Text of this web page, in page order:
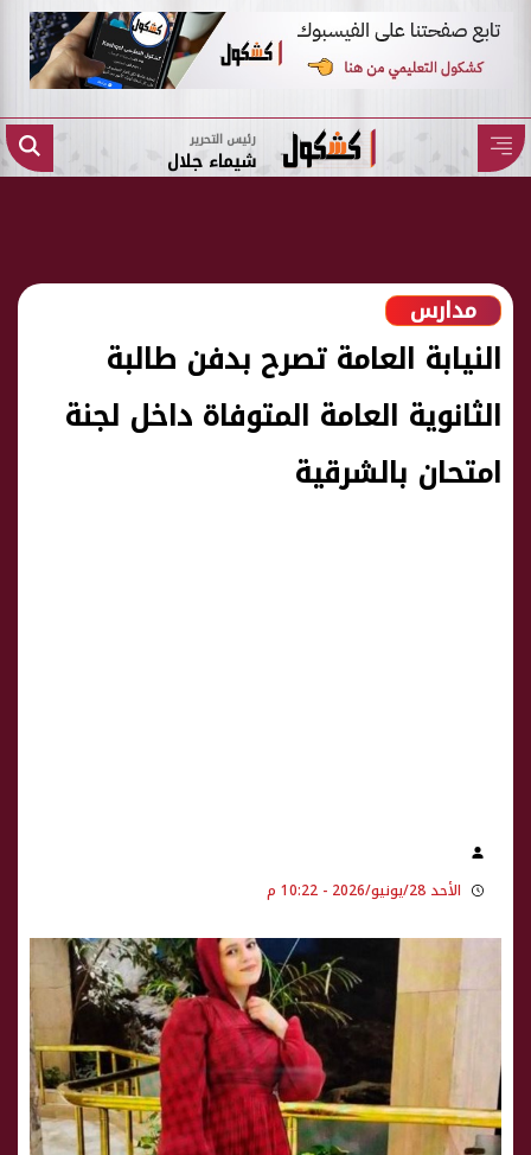
رئيس التحرير
شيماء جلال
مدارس
النيابة العامة تصرح بدفن طالبة
الثانوية العامة المتوفاة داخل لجنة
امتحان بالشرقية
الأحد 28/يونيو/2026 - 10:22 م